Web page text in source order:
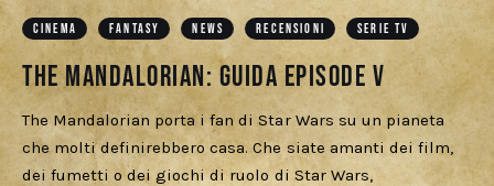
Cercatori
Download
CINEMA FANTASY NEWS RECENSIONI SERIE TV
The Mandalorian: Guida Episode V
The Mandalorian porta i fan di Star Wars su un pianeta
che molti definirebbero casa. Che siate amanti dei film,
dei fumetti o dei giochi di ruolo di Star Wars,